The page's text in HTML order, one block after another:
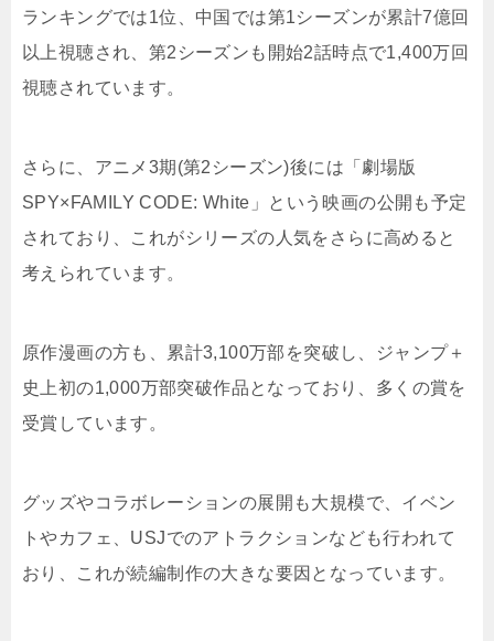
ランキングでは1位、中国では第1シーズンが累計7億回
以上視聴され、第2シーズンも開始2話時点で1,400万回
視聴されています。
さらに、アニメ3期(第2シーズン)後には「劇場版
SPY×FAMILY CODE: White」という映画の公開も予定
されており、これがシリーズの人気をさらに高めると
考えられています。
原作漫画の方も、累計3,100万部を突破し、ジャンプ＋
史上初の1,000万部突破作品となっており、多くの賞を
受賞しています。
グッズやコラボレーションの展開も大規模で、イベン
トやカフェ、USJでのアトラクションなども行われて
おり、これが続編制作の大きな要因となっています。